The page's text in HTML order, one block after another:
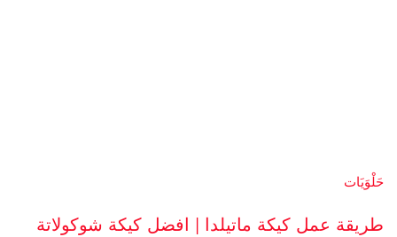
حَلْوَيَات
طريقة عمل كيكة ماتيلدا | افضل كيكة شوكولاتة